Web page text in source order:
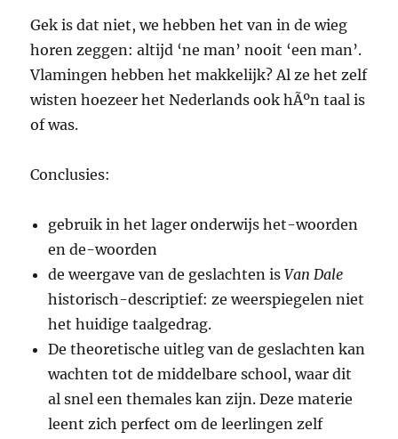
Gek is dat niet, we hebben het van in de wieg
horen zeggen: altijd ‘ne man’ nooit ‘een man’.
Vlamingen hebben het makkelijk? Al ze het zelf
wisten hoezeer het Nederlands ook hÃºn taal is
of was.
Conclusies:
gebruik in het lager onderwijs het-woorden
en de-woorden
de weergave van de geslachten isVan Dale
historisch-descriptief: ze weerspiegelen niet
het huidige taalgedrag.
De theoretische uitleg van de geslachten kan
wachten tot de middelbare school, waar dit
al snel een themales kan zijn. Deze materie
leent zich perfect om de leerlingen zelf